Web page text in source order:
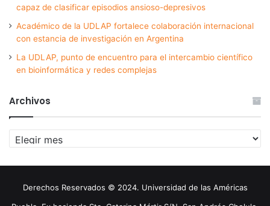
capaz de clasificar episodios ansioso-depresivos
Académico de la UDLAP fortalece colaboración internacional
con estancia de investigación en Argentina
La UDLAP, punto de encuentro para el intercambio científico
en bioinformática y redes complejas
Archivos
Archivos
Derechos Reservados © 2024. Universidad de las Américas